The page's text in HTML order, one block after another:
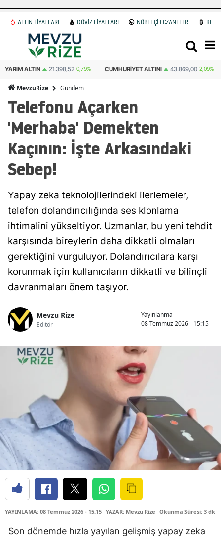
ALTIN FİYATLARI DÖVİZ FİYATLARI NÖBETÇİ ECZANELER
YARIM ALTIN 21.398,52 0,79% CUMHURIYET ALTINI 43.869,00 2,09%
MevzuRize Gündem
Telefonu Açarken
'Merhaba' Demekten
Kaçının: İşte Arkasındaki
Sebep!
Yapay zeka teknolojilerindeki ilerlemeler,
telefon dolandırıcılığında ses klonlama
ihtimalini yükseltiyor. Uzmanlar, bu yeni tehdit
karşısında bireylerin daha dikkatli olmaları
gerektiğini vurguluyor. Dolandırıcılara karşı
korunmak için kullanıcıların dikkatli ve bilinçli
davranmaları önem taşıyor.
Mevzu Rize
Editör
Yayınlanma
08 Temmuz 2026 - 15:15
YAYINLAMA: 08 Temmuz 2026 - 15.15 YAZAR: Mevzu Rize Okunma Süresi: 3 dk
Son dönemde hızla yayılan gelişmiş yapay zeka